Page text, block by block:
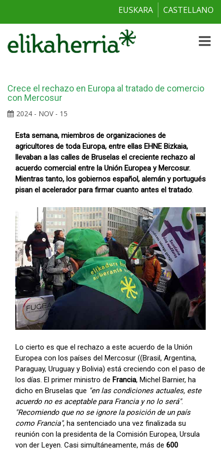
EUSKARA CASTELLANO
Toggle
Crece el rechazo en Europa al tratado de comercio
con Mercosur
2024 - NOV - 15
Esta semana, miembros de organizaciones de
agricultores de toda Europa, entre ellas EHNE Bizkaia,
llevaban a las calles de Bruselas el creciente rechazo al
acuerdo comercial entre la Unión Europea y Mercosur.
Mientras tanto, los gobiernos español, alemán y portugués
pisan el acelerador para firmar cuanto antes el tratado.
Lo cierto es que el rechazo a este acuerdo de la Unión
Europea con los países del Mercosur ((Brasil, Argentina,
Paraguay, Uruguay y Bolivia) está creciendo con el paso de
los días. El primer ministro de Francia, Michel Barnier, ha
dicho en Bruselas que "en las condiciones actuales, este
acuerdo no es aceptable para Francia y no lo será".
"Recomiendo que no se ignore la posición de un país
como Francia", ha sentenciado una vez finalizada su
reunión con la presidenta de la Comisión Europea, Ursula
von der Leyen. Casi simultáneamente, más de 600